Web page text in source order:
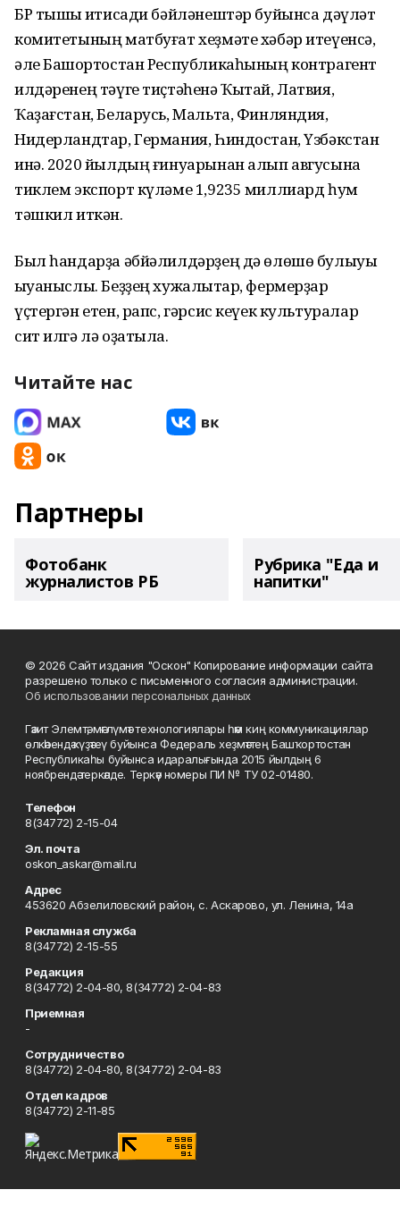
БР тышҡы иҡтисади бәйләнештәр буйынса дәүләт
комитетының матбуғат хеҙмәте хәбәр итеүенсә,
әле Башҡортостан Республикаһының контрагент
илдәренең тәүге тиҫтәһенә Ҡытай, Латвия,
Ҡаҙағстан, Беларусь, Мальта, Финляндия,
Нидерландтар, Германия, Һиндостан, Үзбәкстан
инә. 2020 йылдың ғинуарынан алып авгусына
тиклем экспорт күләме 1,9235 миллиард һум
тәшкил иткән.
Был һандарҙа әбйәлилдәрҙең дә өлөшө булыуы
ҡыуаныслы. Беҙҙең хужалыҡтар, фермерҙар
үҫтергән етен, рапс, гәрсис кеүек культуралар
сит илгә лә оҙатыла.
Читайте нас
Партнеры
Фотобанк
журналистов РБ
Рубрика "Еда и
напитки"
© 2026 Сайт издания "Оскон" Копирование информации сайта
разрешено только с письменного согласия администрации.
Об использовании персональных данных
Гәзит Элемтә, мәғлүмәт технологиялары һәм киң коммуникациялар
өлкәһендә күҙәтеү буйынса Федераль хеҙмәттең Башҡортостан
Республикаһы буйынса идаралығында 2015 йылдың 6
ноябрендә теркәлде. Теркәү номеры ПИ № ТУ 02-01480.
Телефон
8(34772) 2-15-04
Эл. почта
oskon_askar@mail.ru
Адрес
453620 Абзелиловский район, с. Аскарово, ул. Ленина, 14а
Рекламная служба
8(34772) 2-15-55
Редакция
8(34772) 2-04-80, 8(34772) 2-04-83
Приемная
-
Сотрудничество
8(34772) 2-04-80, 8(34772) 2-04-83
Отдел кадров
8(34772) 2-11-85